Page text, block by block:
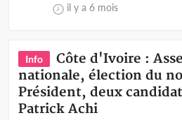
il y a 6 mois
Info
Côte d'Ivoire :
nationale, élection du
Président, deux
Patrick Achi